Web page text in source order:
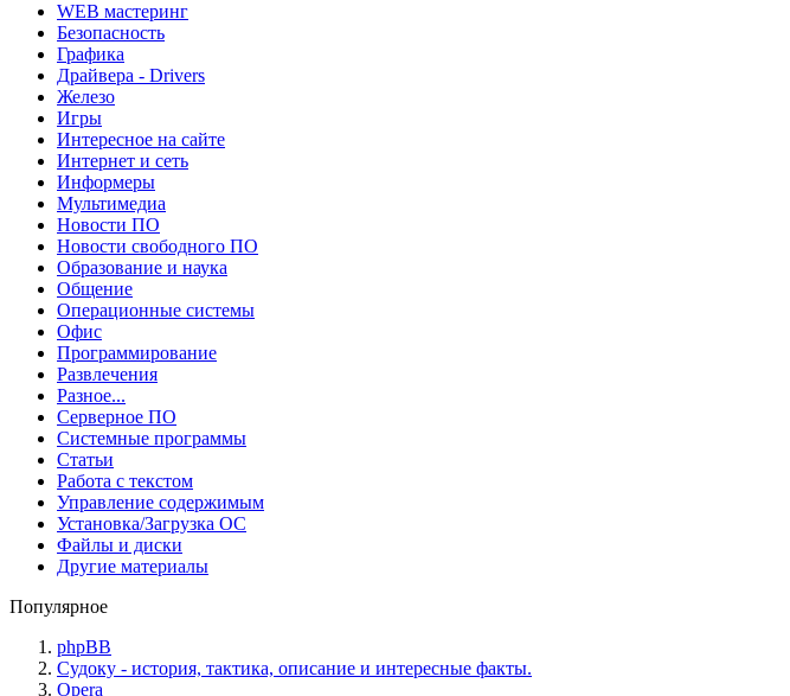
WEB мастеринг
Безопасность
Графика
Драйвера - Drivers
Железо
Игры
Интересное на сайте
Интернет и сеть
Информеры
Мультимедиа
Новости ПО
Новости свободного ПО
Образование и наука
Общение
Операционные системы
Офис
Программирование
Развлечения
Разное...
Серверное ПО
Системные программы
Статьи
Работа с текстом
Управление содержимым
Установка/Загрузка ОС
Файлы и диски
Другие материалы
Популярное
phpBB
Судоку - история, тактика, описание и интересные факты.
Opera